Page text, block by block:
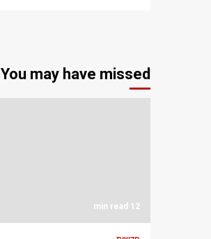
You may have missed
12 min read